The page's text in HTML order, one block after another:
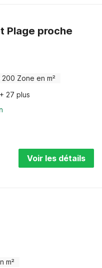
Plage proche
200 Zone en m²
+ 27 plus
Voir les détails
m²